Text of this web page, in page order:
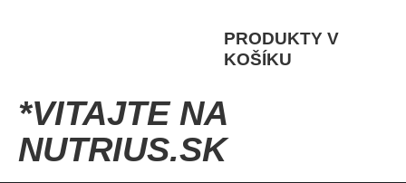
PRODUKTY V
KOŠÍKU
*VITAJTE NA
NUTRIUS.SK